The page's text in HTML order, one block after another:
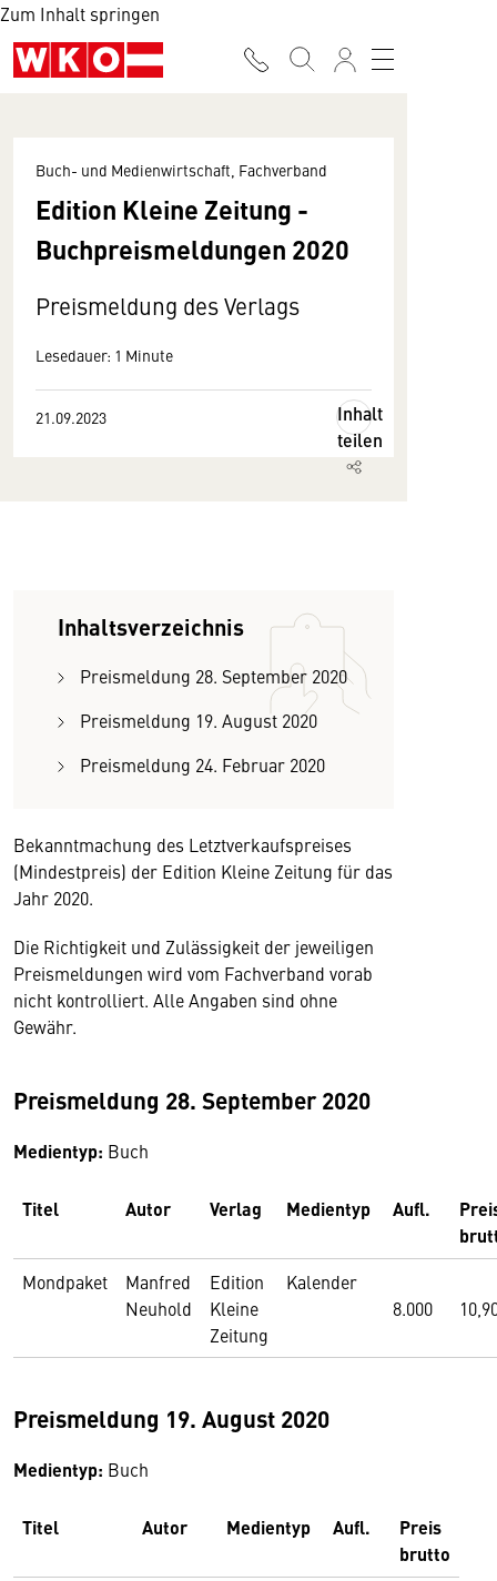
Zum Inhalt springen
Buch- und Medienwirtschaft, Fachverband
Edition Kleine Zeitung -
Buchpreismeldungen 2020
Preismeldung des Verlags
Lesedauer: 1 Minute
21.09.2023
Inhalt
teilen
Inhaltsverzeichnis
Preismeldung 28. September 2020
Preismeldung 19. August 2020
Preismeldung 24. Februar 2020
Bekanntmachung des Letztverkaufspreises
(Mindestpreis) der Edition Kleine Zeitung für das
Jahr 2020.
Die Richtigkeit und Zulässigkeit der jeweiligen
Preismeldungen wird vom Fachverband vorab
nicht kontrolliert. Alle Angaben sind ohne
Gewähr.
Preismeldung 28. September 2020
Medientyp: Buch
Titel Autor Verlag Medientyp Aufl.
Mondpaket
Manfred
Neuhold
Edition
Kleine
Zeitung
Kalender
8.000
Preismeldung 19. August 2020
Medientyp: Buch
Titel Autor Medientyp Aufl.
Preis
brutto